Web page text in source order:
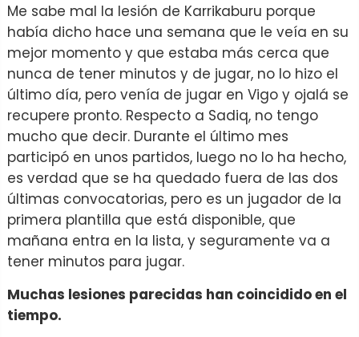
Me sabe mal la lesión de Karrikaburu porque
había dicho hace una semana que le veía en su
mejor momento y que estaba más cerca que
nunca de tener minutos y de jugar, no lo hizo el
último día, pero venía de jugar en Vigo y ojalá se
recupere pronto. Respecto a Sadiq, no tengo
mucho que decir. Durante el último mes
participó en unos partidos, luego no lo ha hecho,
es verdad que se ha quedado fuera de las dos
últimas convocatorias, pero es un jugador de la
primera plantilla que está disponible, que
mañana entra en la lista, y seguramente va a
tener minutos para jugar.
Muchas lesiones parecidas han coincidido en el
tiempo.